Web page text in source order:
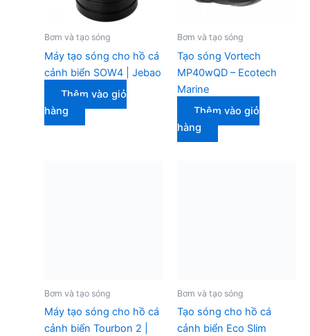
Bơm và tạo sóng
Máy tạo sóng cho hồ cá
cảnh biển SOW4 | Jebao
Thêm vào giỏ
hàng
Bơm và tạo sóng
Tạo sóng Vortech
MP40wQD – Ecotech
Marine
Thêm vào giỏ
hàng
Bơm và tạo sóng
Máy tạo sóng cho hồ cá
cảnh biển Tourbon 2 |
Bơm và tạo sóng
Tạo sóng cho hồ cá
cảnh biển Eco Slim